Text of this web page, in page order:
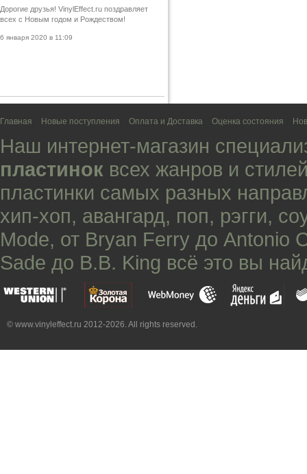
Дорогие друзья! VinylEffect.ru поздравляет
всех с Новым годом и Рождеством!
6 января 2020 в 11:09
Главная Новые поступления Оплата и Доставка Оценка состояния
Наш интернет-магазин
пластинок всех жанров и
пластинки самых разных
хип-хоп, авангард, поп, рэгги,
Mode, от Bryan Ferry до Antonio
Sade до B.B. King всё это вы
© www.vinyleffect.ru 2012-2026. All rights reserved.